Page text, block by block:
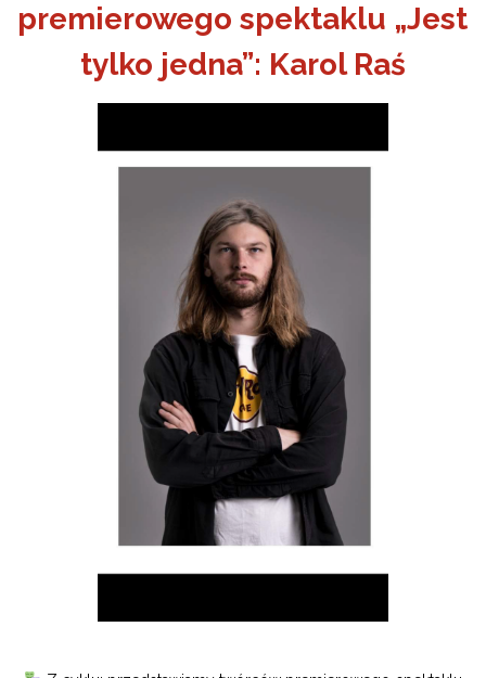
w Jeleniej Górze
premierowego spektaklu „Jest
tylko jedna”: Karol Raś